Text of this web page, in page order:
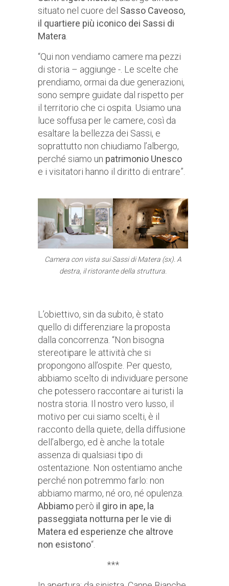
situato nel cuore del Sasso Caveoso,
il quartiere più iconico dei Sassi di
Matera
“Qui non vendiamo camere ma pezzi
di storia – aggiunge -. Le scelte che
prendiamo, ormai da due generazioni,
sono sempre guidate dal rispetto per
il territorio che ci ospita. Usiamo una
luce soffusa per le camere, così da
esaltare la bellezza dei Sassi, e
soprattutto non chiudiamo l’albergo,
perché siamo un patrimonio Unesco
e i visitatori hanno il diritto di entrare”.
Camera con vista sui Sassi di Matera (sx). A
destra, il ristorante della struttura.
L’obiettivo, sin da subito, è stato
quello di differenziare la proposta
dalla concorrenza. “Non bisogna
stereotipare le attività che si
propongono all’ospite. Per questo,
abbiamo scelto di individuare persone
che potessero raccontare ai turisti la
nostra storia. Il nostro vero lusso, il
motivo per cui siamo scelti, è il
racconto della quiete, della diffusione
dell’albergo, ed è anche la totale
assenza di qualsiasi tipo di
ostentazione. Non ostentiamo anche
perché non potremmo farlo: non
abbiamo marmo, né oro, né opulenza.
Abbiamoperò il giro in ape, la
passeggiata notturna per le vie di
Matera ed esperienze che altrove
non esistono“.
***